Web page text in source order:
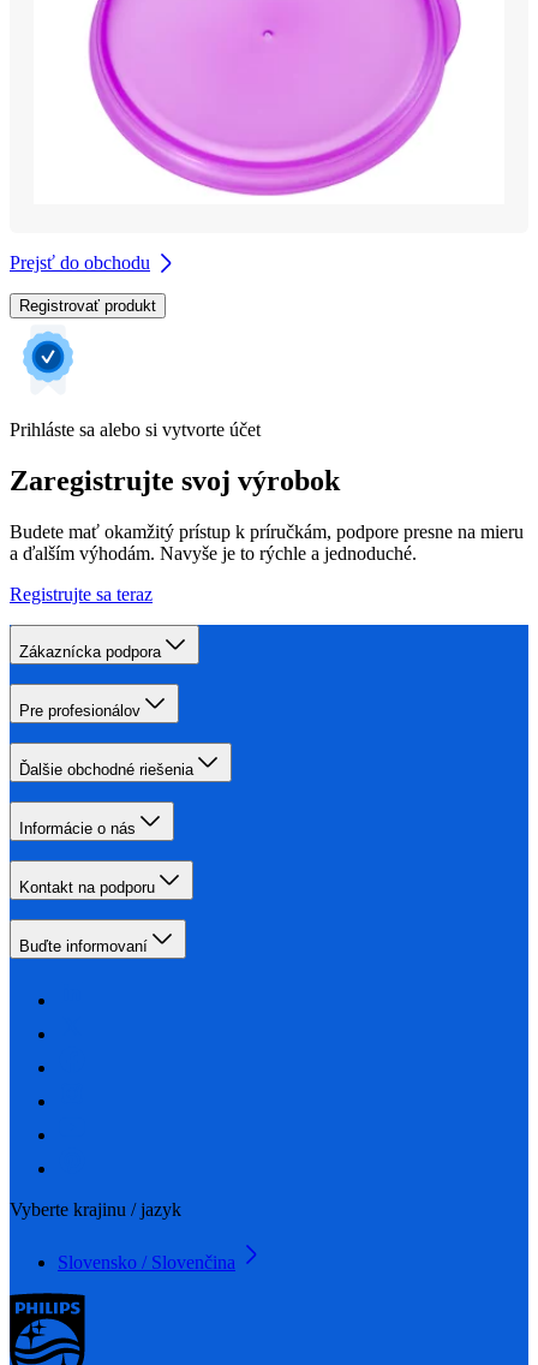
Prejsť do obchodu
Registrovať produkt
Prihláste sa alebo si vytvorte účet
Zaregistrujte svoj výrobok
Budete mať okamžitý prístup k príručkám, podpore presne na mieru
a ďalším výhodám. Navyše je to rýchle a jednoduché.
Registrujte sa teraz
Zákaznícka podpora
Pre profesionálov
Ďalšie obchodné riešenia
Informácie o nás
Kontakt na podporu
Buďte informovaní
Vyberte krajinu / jazyk
Slovensko / Slovenčina